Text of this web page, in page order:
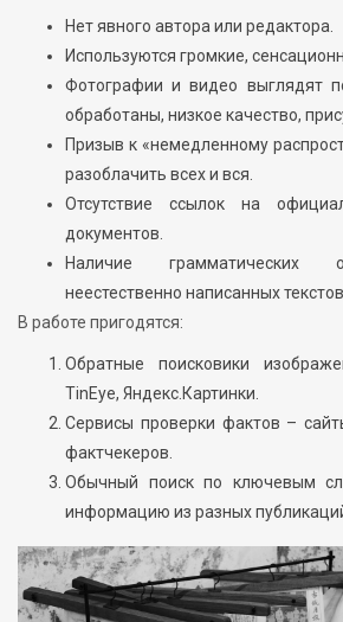
Нет явного автора или редактора.
Используются громкие,
Фотографии и видео выглядят
обработаны, низкое качество,
Призыв к «немедленному
разоблачить всех и вся.
Отсутствие ссылок на
документов.
Наличие грамматических
неестественно написанных текстов.
В работе пригодятся:
Обратные поисковики
TinEye, Яндекс.Картинки.
Сервисы проверки фактов –
фактчекеров.
Обычный поиск по ключевым
информацию из разных